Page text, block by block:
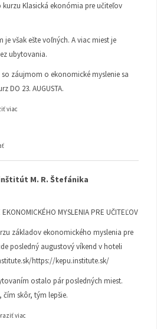
Klasická ekonómia pre učiteľov
však ešte voľných. A viac miest je
ubytovania.
záujmom o ekonomické myslenie sa
DO 23. AUGUSTA.
viac
M. R. Štefánika
MYSLENIA PRE UČITEĽOV
základov ekonomického myslenia pre
posledný augustový víkend v hoteli
https://kepu.institute.sk/
ostalo pár posledných miest.
skôr, tým lepšie.
viac